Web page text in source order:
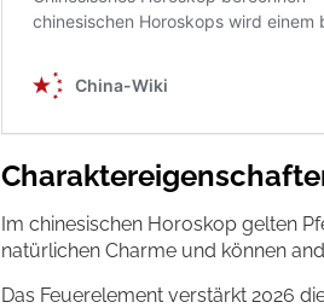
Im chinesischen Horoskop gelten
natürlichen Charme und können
Das Feuerelement verstärkt 2026